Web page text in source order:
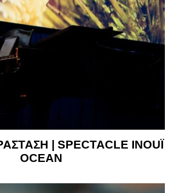
| SPECTACLE INOUÏ
OCEAN